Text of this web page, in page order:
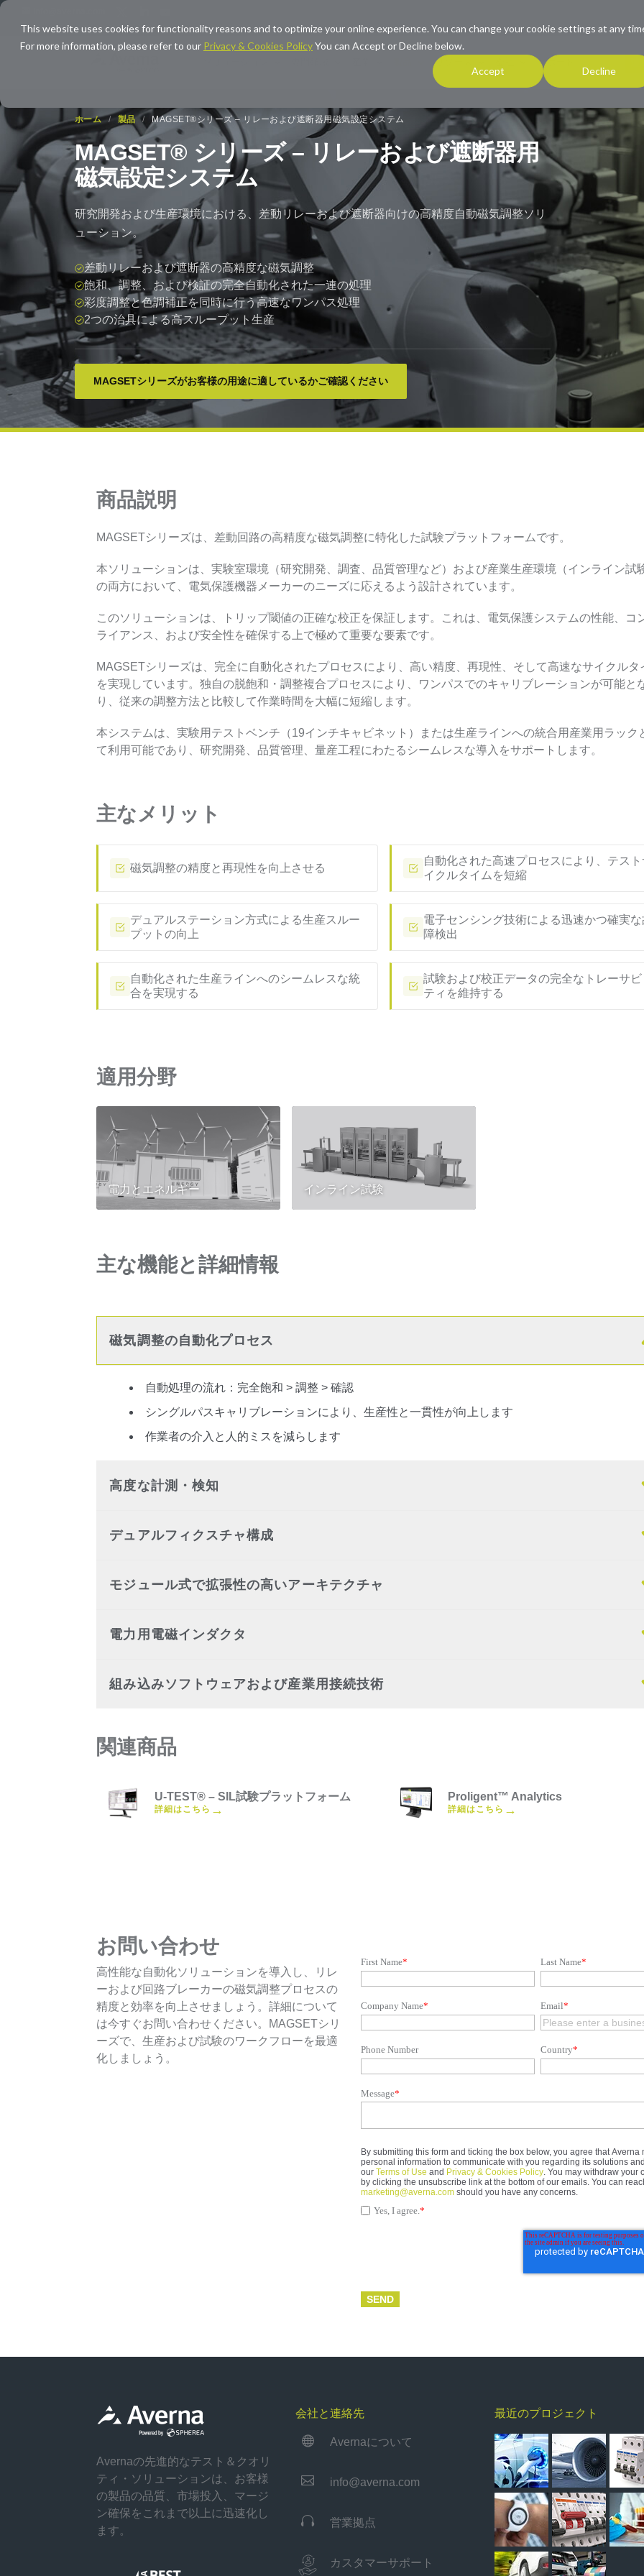
This website uses cookies for functionality reasons and to optimize your online experience. You can change your cookie settings at any
For more information, please refer to our Privacy & Cookies PolicyYou can Accept or Decline below.
Accept Decline
リソース サポート
ホーム / 製品 / MAGSET®シリーズ – リレーおよび遮断器用磁気設定システム
MAGSET® シリーズ – リレーおよび遮断器用
磁気設定システム
研究開発および生産環境における、差動リレーおよび遮断器向けの高精度自動磁気調整ソリ
ューション。
差動リレーおよび遮断器の高精度な磁気調整
飽和、調整、および検証の完全自動化された一連の処理
彩度調整と色調補正を同時に行う高速なワンパス処理
2つの治具による高スループット生産
MAGSETシリーズがお客様の用途に適しているかご確認ください
商品説明
MAGSETシリーズは、差動回路の高精度な磁気調整に特化した試験プラットフォームです。
本ソリューションは、実験室環境（研究開発、調査、品質管理など）および産業生産環境（インライン試
の両方において、電気保護機器メーカーのニーズに応えるよう設計されています。
このソリューションは、トリップ閾値の正確な校正を保証します。これは、電気保護システムの性能、コ
ライアンス、および安全性を確保する上で極めて重要な要素です。
MAGSETシリーズは、完全に自動化されたプロセスにより、高い精度、再現性、そして高速なサイクルタ
を実現しています。独自の脱飽和・調整複合プロセスにより、ワンパスでのキャリブレーションが可能と
り、従来の調整方法と比較して作業時間を大幅に短縮します。
本システムは、実験用テストベンチ（19インチキャビネット）または生産ラインへの統合用産業用ラック
て利用可能であり、研究開発、品質管理、量産工程にわたるシームレスな導入をサポートします。
主なメリット
磁気調整の精度と再現性を向上させる
自動化された高速プロセスにより、テス
イクルタイムを短縮
デュアルステーション方式による生産スルー
プットの向上
電子センシング技術による迅速かつ確実な
障検出
自動化された生産ラインへのシームレスな統
合を実現する
試験および校正データの完全なトレーサビ
ティを維持する
適用分野
電力とエネルギー インライン試験
主な機能と詳細情報
磁気調整の自動化プロセス
自動処理の流れ：完全飽和 > 調整 > 確認
シングルパスキャリブレーションにより、生産性と一貫性が向上します
作業者の介入と人的ミスを減らします
高度な計測・検知
デュアルフィクスチャ構成
モジュール式で拡張性の高いアーキテクチャ
電力用電磁インダクタ
組み込みソフトウェアおよび産業用接続技術
関連商品
U-TEST® – SIL試験プラットフォーム
詳細はこちら →
Proligent™ Analytics
詳細はこちら →
お問い合わせ
高性能な自動化ソリューションを導入し、リレ
ーおよび回路ブレーカーの磁気調整プロセスの
精度と効率を向上させましょう。詳細について
は今すぐお問い合わせください。MAGSETシリ
ーズで、生産および試験のワークフローを最適
化しましょう。
First Name* Last Name*
Company Name* Email*
Phone Number Country*
Message*
By submitting this form and ticking the box below, you agree that Averna
personal information to communicate with you regarding its solutions
our Terms of Use and Privacy & Cookies Policy. You may withdraw your
by clicking the unsubscribe link at the bottom of our emails. You can
marketing@averna.comshould you have any concerns.
Yes, I agree. *
Avernaの先進的なテスト＆クオリ
ティ・ソリューションは、お客様
の製品の品質、市場投入、マージ
ン確保をこれまで以上に迅速化し
ます。
会社と連絡先
 Avernaについて
 info@averna.com
 営業拠点
カスタマーサポート
最近のプロジェクト